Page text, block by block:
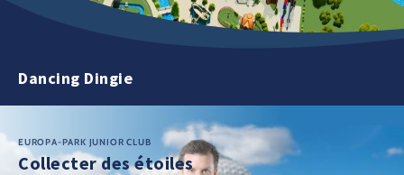
Dancing Dingie
EUROPA-PARK JUNIOR CLUB
Collecter des étoiles